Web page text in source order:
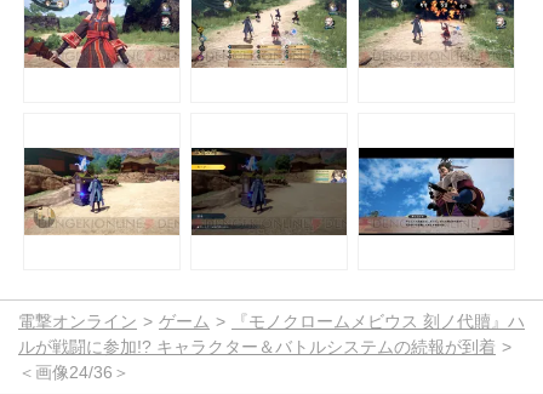
電撃オンライン ゲーム
『モノクロームメビウス 刻ノ代贖』ハ
ルが戦闘に参加!? キャラクター＆バトルシステムの続報が到着
＜画像24/36＞